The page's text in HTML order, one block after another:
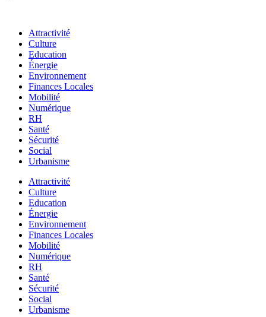
Attractivité
Culture
Education
Énergie
Environnement
Finances Locales
Mobilité
Numérique
RH
Santé
Sécurité
Social
Urbanisme
Attractivité
Culture
Education
Énergie
Environnement
Finances Locales
Mobilité
Numérique
RH
Santé
Sécurité
Social
Urbanisme